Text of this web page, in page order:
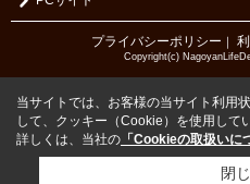
プライバシーポリシー ｜
Copyright(c)
当サイトでは、お客様の当サイト利用
して、クッキー（Cookie）を使用して
詳しくは、当社の 「Cookieの取扱いに
閉